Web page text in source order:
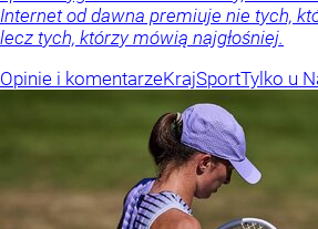
Internet od dawna premiuje nie tych,
lecz tych, którzy mówią najgłośniej.
Opinie i komentarzeKrajSportTylko u